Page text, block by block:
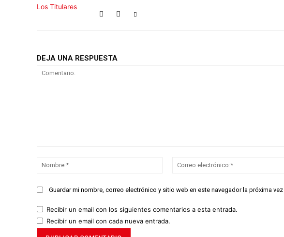
DEJA UNA RESPUESTA
Nombre:*
Guardar mi nombre, correo electrónico y sitio web en este navegador la próxima vez
Recibir un email con los siguientes comentarios a esta entrada.
Recibir un email con cada nueva entrada.